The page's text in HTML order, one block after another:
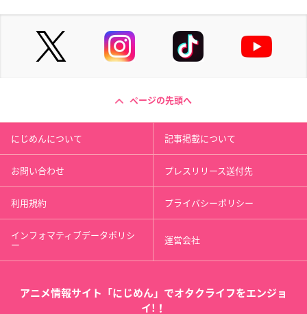
ページの先頭へ
にじめんについて 記事掲載について
お問い合わせ プレスリリース送付先
利用規約 プライバシーポリシー
インフォマティブデータポリシ
ー 運営会社
アニメ情報サイト「にじめん」でオタクライフをエンジョ
イ!！